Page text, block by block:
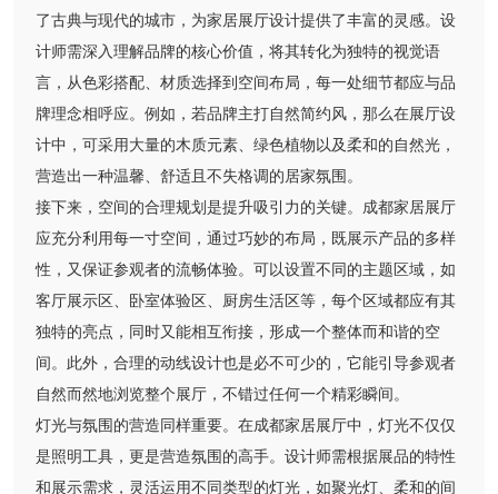
了古典与现代的城市，为家居展厅设计提供了丰富的灵感。设
计师需深入理解品牌的核心价值，将其转化为独特的视觉语
言，从色彩搭配、材质选择到空间布局，每一处细节都应与品
牌理念相呼应。例如，若品牌主打自然简约风，那么在展厅设
计中，可采用大量的木质元素、绿色植物以及柔和的自然光，
营造出一种温馨、舒适且不失格调的居家氛围。
接下来，空间的合理规划是提升吸引力的关键。成都家居展厅
应充分利用每一寸空间，通过巧妙的布局，既展示产品的多样
性，又保证参观者的流畅体验。可以设置不同的主题区域，如
客厅展示区、卧室体验区、厨房生活区等，每个区域都应有其
独特的亮点，同时又能相互衔接，形成一个整体而和谐的空
间。此外，合理的动线设计也是必不可少的，它能引导参观者
自然而然地浏览整个展厅，不错过任何一个精彩瞬间。
灯光与氛围的营造同样重要。在成都家居展厅中，灯光不仅仅
是照明工具，更是营造氛围的高手。设计师需根据展品的特性
和展示需求，灵活运用不同类型的灯光，如聚光灯、柔和的间